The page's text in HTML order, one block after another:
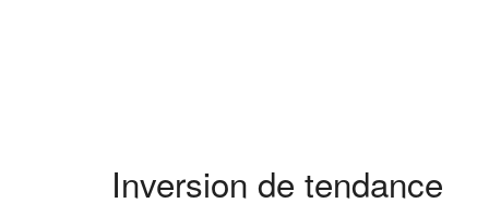
Inversion de tendance